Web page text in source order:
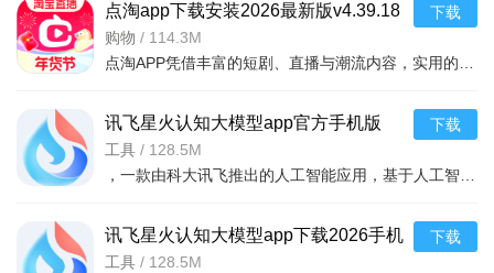
点淘app下载安装2026最新版v4.39.18
官方版
购物 / 114.3M
下载
讯飞星火认知大模型app官方手机版
v5.6.1安卓版
工具 / 128.5M
下载
讯飞星火认知大模型app下载2026手机
版v5.6.1安卓最新版
工具 / 128.5M
下载